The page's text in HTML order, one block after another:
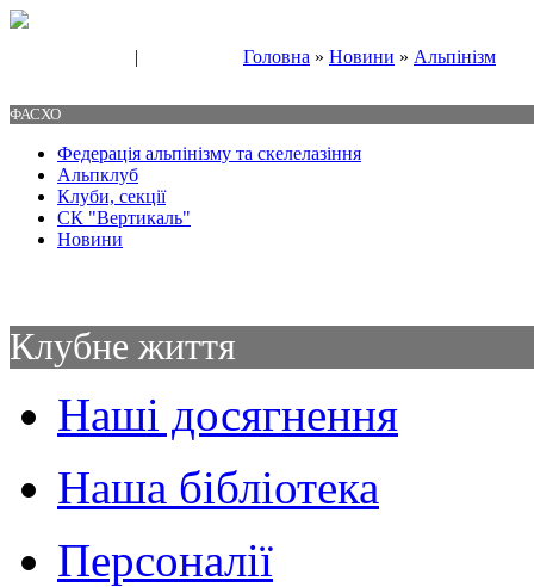
| Головна » Новини » Альпінізм
ФАСХО
Федерація альпінізму та скелелазіння
Альпклуб
Клуби, секції
СК "Вертикаль"
Новини
Клубне життя
Наші досягнення
Наша бібліотека
Персоналії